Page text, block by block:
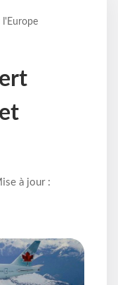
l'Europe
à jour :